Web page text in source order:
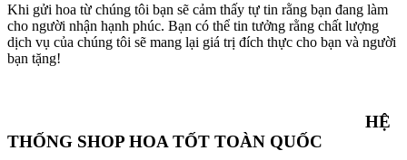
Khi gửi hoa từ chúng tôi bạn sẽ cảm thấy tự tin rằng bạn đang làm
cho người nhận hạnh phúc. Bạn có thể tin tưởng rằng chất lượng
dịch vụ của chúng tôi sẽ mang lại giá trị đích thực cho bạn và người
bạn tặng!
HỆ
THỐNG SHOP HOA TỐT TOÀN QUỐC